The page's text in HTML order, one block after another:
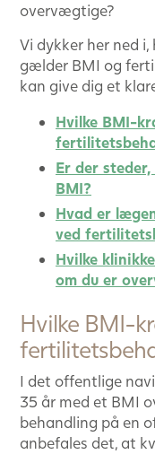
overvægtige?
Vi dykker her ned
gælder BMI og
kan give dig et
Hvilke BMI-
Er der
BMI?
Hvad er
ved
Hvilke
om du er
Hvilke BMI-
I det offentlige
35 år med et BMI
behandling på en
anbefales det, at